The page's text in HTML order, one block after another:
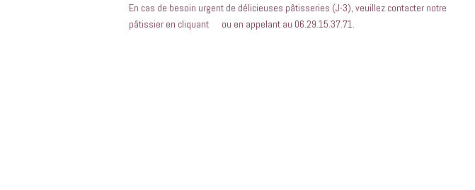
En cas de besoin urgent de délicieuses pâtisseries (J-3), veuillez contacter notre
pâtissier en cliquant
ou en appelant au 06.29.15.37.71.